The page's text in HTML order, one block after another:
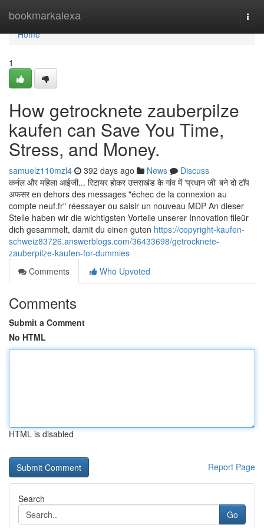
bookmarkalexa
Home
Home
1
How getrocknete zauberpilze
kaufen can Save You Time,
Stress, and Money.
samuelz110mzl4 392 days ago News
Discuss
कर्नल और महिला आईजी... रिटायर होकर उत्तराखंड के गांव में 'प्रधान जी' बने दो टॉप
अफसर en dehors des messages "échec de la connexion au
compte neuf.fr" réessayer ou saisir un nouveau MDP An dieser
Stelle haben wir die wichtigsten Vorteile unserer Innovation fileür
dich gesammelt, damit du einen guten https://copyright-kaufen-
schweiz83726.answerblogs.com/36433698/getrocknete-
zauberpilze-kaufen-for-dummies
Comments
Who Upvoted
Comments
Submit a Comment
No HTML
HTML is disabled
Report Page
Search
Go